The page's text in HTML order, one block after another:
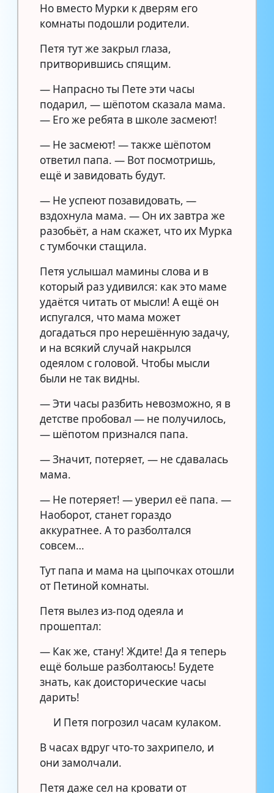
Но вместо Мурки к дверям его
комнаты подошли родители.
Петя тут же закрыл глаза,
притворившись спящим.
— Напрасно ты Пете эти часы
подарил, — шёпотом сказала мама.
— Его же ребята в школе засмеют!
— Не засмеют! — также шёпотом
ответил папа. — Вот посмотришь,
ещё и завидовать будут.
— Не успеют позавидовать, —
вздохнула мама. — Он их завтра же
разобьёт, а нам скажет, что их Мурка
с тумбочки стащила.
Петя услышал мамины слова и в
который раз удивился: как это маме
удаётся читать от мысли! А ещё он
испугался, что мама может
догадаться про нерешённую задачу,
и на всякий случай накрылся
одеялом с головой. Чтобы мысли
были не так видны.
— Эти часы разбить невозможно, я в
детстве пробовал — не получилось,
— шёпотом признался папа.
— Значит, потеряет, — не сдавалась
мама.
— Не потеряет! — уверил её папа. —
Наоборот, станет гораздо
аккуратнее. А то разболтался
совсем…
Тут папа и мама на цыпочках отошли
от Петиной комнаты.
Петя вылез из-под одеяла и
прошептал:
— Как же, стану! Ждите! Да я теперь
ещё больше разболтаюсь! Будете
знать, как доисторические часы
дарить!
И Петя погрозил часам кулаком.
В часах вдруг что-то захрипело, и
они замолчали.
Петя даже сел на кровати от